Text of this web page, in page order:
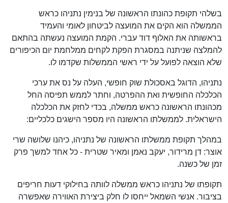
בשלהי תקופת כהונתו הראשונה של בנימין נתניהו כראש
הממשלה הוא הקים את המועצה לביטחון לאומי והעמיד
בראשותה את האלוף דוד עברי. הקמת המועצה נעשתה בהתאם
להמלצה שניתנה במסגרת הפקת לקחים ממלחמת יום הכיפורים
שלא הוצאה לפועל על ידי ראשי הממשלות שקדמו לו.
נתניהו, הדוגל באסכולת שוק חופשי, העלה על נס את ערכי
הכלכלה החופשית ואת ההפרטה, וחתר לממש תפיסה החל
מכהונתו הראשונה כראש ממשלה, בכדי לחזק את הכלכלה
הישראלית. לממשלתו הראשונה היו מספר הישגים כלכליים:
במהלך תקופת ממשלתו הראשונה של נתניהו, כיהנו שלושה שרי
אוצר: דן מרידור, יעקב נאמן ומאיר שטרית - כל אחד למשך פרק
זמן של כשנה.
תקופתו של נתניהו כראש ממשלה לוותה בחילוקי דעות חריפים
בציבור. אנשי השמאל ייחסו לו חלק ביצירת האווירה שאפשרה